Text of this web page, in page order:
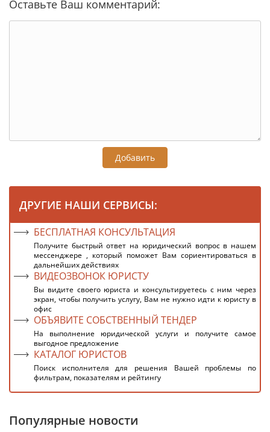
Оставьте Ваш комментарий:
Добавить
ДРУГИЕ НАШИ СЕРВИСЫ:
БЕСПЛАТНАЯ КОНСУЛЬТАЦИЯ
Получите быстрый ответ на юридический вопрос в нашем
мессенджере , который поможет Вам сориентироваться в
дальнейших действиях
ВИДЕОЗВОНОК ЮРИСТУ
Вы видите своего юриста и консультируетесь с ним через
экран, чтобы получить услугу, Вам не нужно идти к юристу в
офис
ОБЪЯВИТЕ СОБСТВЕННЫЙ ТЕНДЕР
На выполнение юридической услуги и получите самое
выгодное предложение
КАТАЛОГ ЮРИСТОВ
Поиск исполнителя для решения Вашей проблемы по
фильтрам, показателям и рейтингу
Популярные новости